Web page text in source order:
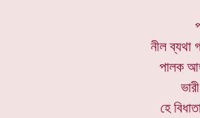
নীল ব্যথা
পালক
হে